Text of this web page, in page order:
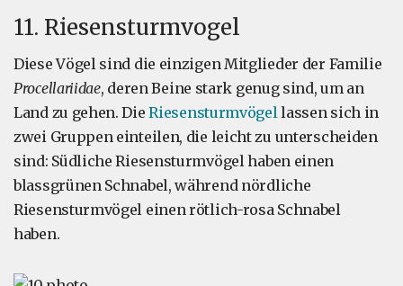
11. Riesensturmvogel
Diese Vögel sind die einzigen Mitglieder der Familie
Procellariidae, deren Beine stark genug sind, um an
Land zu gehen. DieRiesensturmvögellassen sich in
zwei Gruppen einteilen, die leicht zu unterscheiden
sind: Südliche Riesensturmvögel haben einen
blassgrünen Schnabel, während nördliche
Riesensturmvögel einen rötlich-rosa Schnabel
haben.